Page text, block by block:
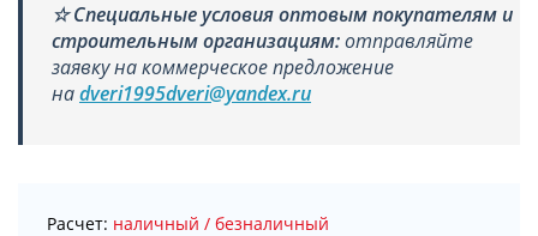
☆Специальные условия оптовым покупателям и
строительным организациям:отправляйте
заявку на коммерческое предложение
наdveri1995dveri@yandex.ru
Расчет: наличный / безналичный